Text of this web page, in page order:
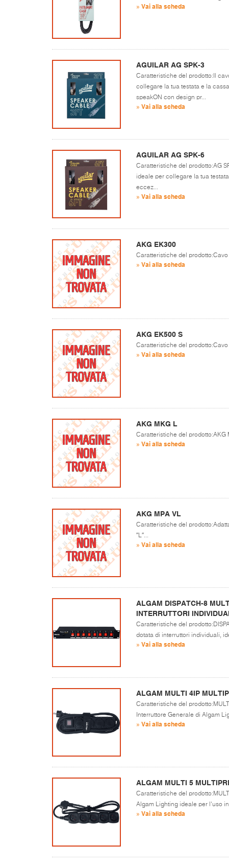
» Vai alla scheda
AGUILAR AG SPK-3
Caratteristiche del prodotto:Il
collegare la tua testata e la
speakON con design pr...
» Vai alla scheda
AGUILAR AG SPK-6
Caratteristiche del prodotto:AG
ideale per collegare la tua
eccez...
» Vai alla scheda
AKG EK300
Caratteristiche del
» Vai alla scheda
AKG EK500 S
Caratteristiche del
» Vai alla scheda
AKG MKG L
Caratteristiche del prodotto:AKG
» Vai alla scheda
AKG MPA VL
Caratteristiche del
″L″...
» Vai alla scheda
ALGAM DISPATCH-8
INTERRUTTORI
Caratteristiche del
dotata di interruttori individuali,
» Vai alla scheda
ALGAM MULTI 4IP
Caratteristiche del
Interruttore Generale di Algam
» Vai alla scheda
ALGAM MULTI 5
Caratteristiche del
Algam Lighting ideale per l'uso
» Vai alla scheda